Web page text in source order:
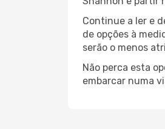
Continue a ler e
de opções à
serão o menos
Não perca esta
embarcar numa